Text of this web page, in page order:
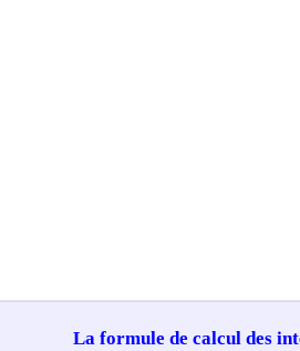
La formule de calcul des